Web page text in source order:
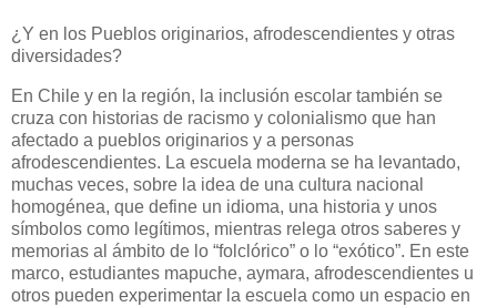
¿Y en los Pueblos originarios, afrodescendientes y otras
diversidades?
En Chile y en la región, la inclusión escolar también se
cruza con historias de racismo y colonialismo que han
afectado a pueblos originarios y a personas
afrodescendientes. La escuela moderna se ha levantado,
muchas veces, sobre la idea de una cultura nacional
homogénea, que define un idioma, una historia y unos
símbolos como legítimos, mientras relega otros saberes y
memorias al ámbito de lo “folclórico” o lo “exótico”. En este
marco, estudiantes mapuche, aymara, afrodescendientes u
otros pueden experimentar la escuela como un espacio en